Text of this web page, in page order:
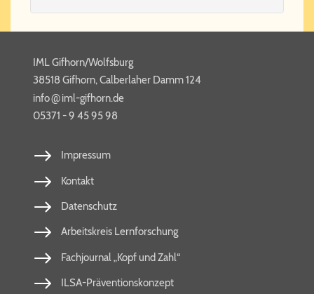
IML Gifhorn/Wolfsburg
38518 Gifhorn, Calberlaher Damm 124
info​@iml-​gif​horn​.de
05371 - 9 45 95 98
Impressum
Kontakt
Datenschutz
Arbeitskreis Lernforschung
Fachjournal „Kopf und Zahl“
ILSA-Präventionskonzept